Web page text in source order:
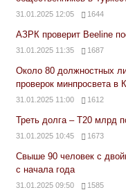
31.01.2025 12:05 1644
АЗРК проверит Beeline
31.01.2025 11:35 1687
Около 80 должностных
проверок минпросвета в
31.01.2025 11:00 1612
Треть долга – Т20 млрд
31.01.2025 10:45 1673
Свыше 90 человек с
с начала года
31.01.2025 09:50 1585